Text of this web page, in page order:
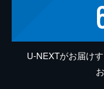
U-NEXTがお届け